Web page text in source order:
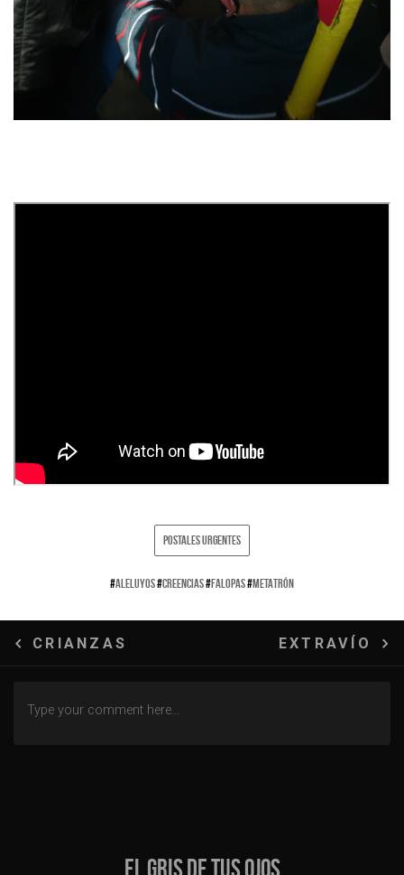
POSTALES URGENTES
#ALELUYOS#CREENCIAS#FALOPAS#METATRÓN
Navegación
entradas
CRIANZAS EXTRAVÍO
EL GRIS DE TUS OJOS